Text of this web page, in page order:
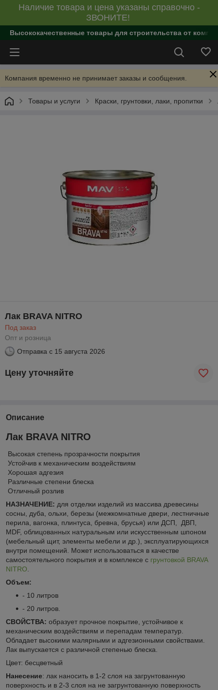
Наличие товара и цена указаны справочно -
ЗВОНИТЕ!
Высококачественные товары для строительства от
Компания временно не принимает заказы и сообщения.
Товары и услуги Краски, грунтовки, лаки, пропитки
Лак BRAVA NITRO
Под заказ
Опт и розница
Отправка с 15 августа 2026
Цену уточняйте
Описание
Лак BRAVA NITRO
Высокая степень прозрачности покрытия
Устойчив к механическим воздействиям
Хорошая адгезия
Различные степени блеска
Отличный розлив
НАЗНАЧЕНИЕ: для отделки изделий из массива древесины
сосны, дуба, ольхи, березы (межкомнатные двери, лестничные
перила, вагонка, плинтуса, бревна, брусья) или ДСП, ДВП,
MDF, облицованных натуральным или искусственным шпоном
(мебельный щит, элементы мебели и др.), эксплуатирующихся
внутри помещений. Может использоваться в качестве
самостоятельного покрытия и в комплексе с грунтовкой BRAVA
NITRO.
Объем:
- 10 литров
- 20 литров.
СВОЙСТВА: образует прочное покрытие, устойчивое к
механическим воздействиям и перепадам температур.
Обладает высокими малярными и адгезионными свойствами.
Лак выпускается с различной степенью блеска.
Цвет: бесцветный
Нанесение: лак наносить в 1-2 слоя на загрунтованную
поверхность и в 2-3 слоя на не загрунтованную поверхность